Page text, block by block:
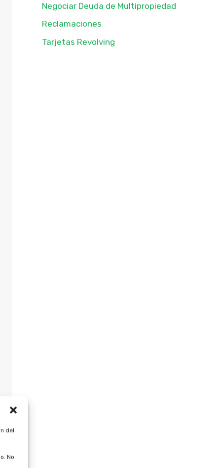
del
No
Negociar Deuda de Multipropiedad
Reclamaciones
Tarjetas Revolving